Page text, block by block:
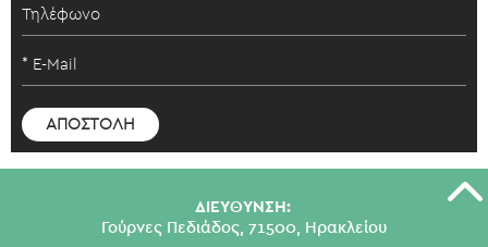
ΔΙΕΥΘΥΝΣΗ:
Γούρνες Πεδιάδος, 71500, Ηρακλείου